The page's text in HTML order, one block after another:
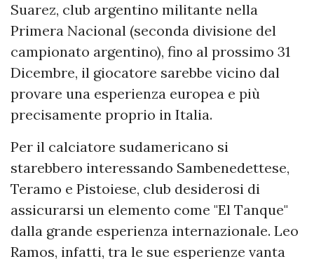
Suarez, club argentino militante nella
Primera Nacional (seconda divisione del
campionato argentino), fino al prossimo 31
Dicembre, il giocatore sarebbe vicino dal
provare una esperienza europea e più
precisamente proprio in Italia.
Per il calciatore sudamericano si
starebbero interessando Sambenedettese,
Teramo e Pistoiese, club desiderosi di
assicurarsi un elemento come "El Tanque"
dalla grande esperienza internazionale. Leo
Ramos, infatti, tra le sue esperienze vanta